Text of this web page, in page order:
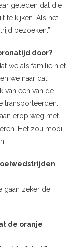
geleden dat die
te kijken. Als het
bezoeken.”
door?
we als familie niet
we naar dat
van een van de
transporteerden.
erop weg met
Het zou mooi
gaan zeker de
de oranje